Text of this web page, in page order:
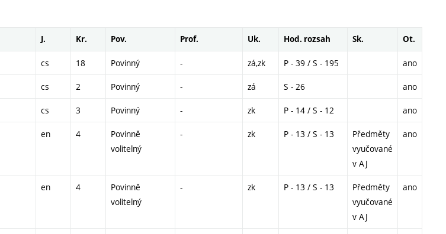
J. Kr. Pov. Prof. Uk. Hod. rozsah Sk. Ot.
cs 18 Povinný - zá,zk P - 39 / S - 195 ano
cs 2 Povinný - zá S - 26 ano
cs 3 Povinný - zk P - 14 / S - 12 ano
en 4
Povinně
volitelný
- zk P - 13 / S - 13
Předměty
vyučované
v AJ
ano
en 4
Povinně
volitelný
- zk P - 13 / S - 13
Předměty
vyučované
v AJ
ano